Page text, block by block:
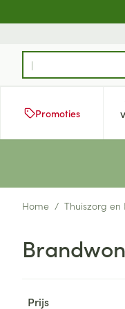
Product, merk,
Promoties
Home / Thuiszorg en
Prijs